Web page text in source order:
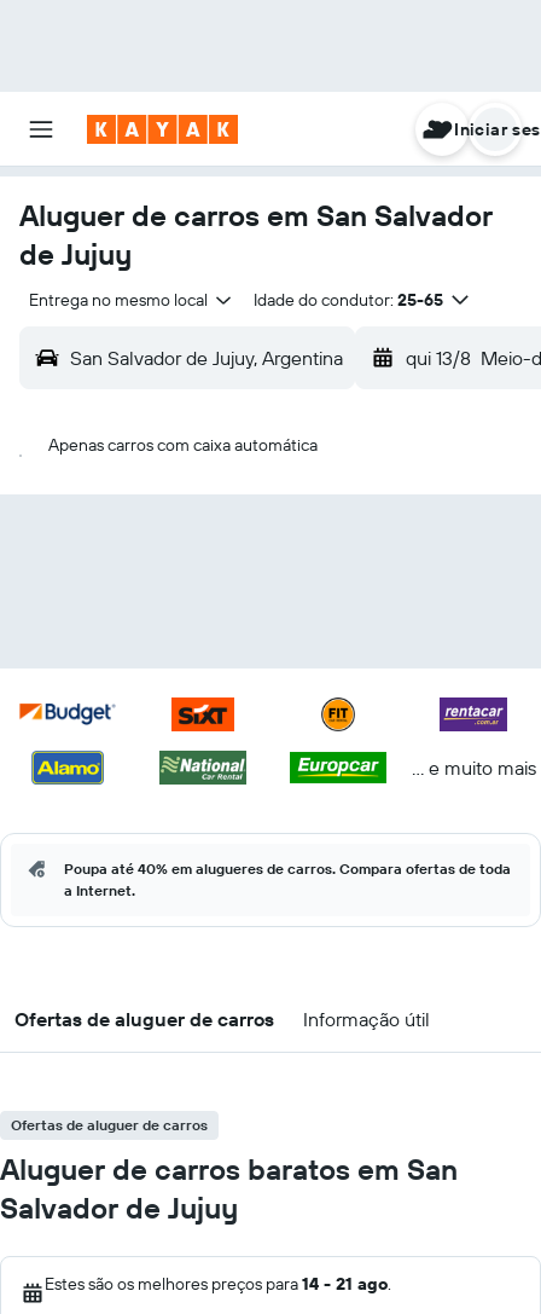
Iniciar
Aluguer de carros em San Salvador
de Jujuy
Entrega no mesmo local Idade do condutor: 25-65
San Salvador de Jujuy, Argentina qui 13/8 Meio-
Apenas carros com caixa automática
... e muito mais
Poupa até 40% em alugueres de carros. Compara ofertas de toda
a Internet.
Ofertas de aluguer de carros Informação útil
Ofertas de aluguer de carros
Aluguer de carros baratos em San
Salvador de Jujuy
Estes são os melhores preços para14 - 21 ago.